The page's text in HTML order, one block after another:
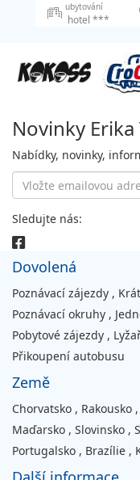
ubytování
hotel ***
Novinky Erika
Nabídky, novinky,
Sledujte nás:
Dovolená
Poznávací zájezdy ,
Poznávací okruhy ,
Pobytové zájezdy ,
Přikoupení autobusu
Země
Chorvatsko , Rakousko ,
Maďarsko , Slovinsko ,
Portugalsko , Brazílie ,